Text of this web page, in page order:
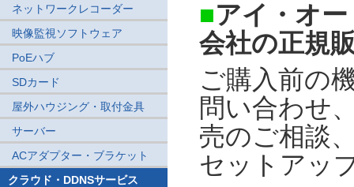
ネットワークレコーダー
映像監視ソフトウェア
PoEハブ
SDカード
屋外ハウジング・取付金具
サーバー
ACアダプター・ブラケット
クラウド・DDNSサービス
■アイ・オ
会社の正規
ご購入前の
問い合わせ
売のご相談
セットアッ